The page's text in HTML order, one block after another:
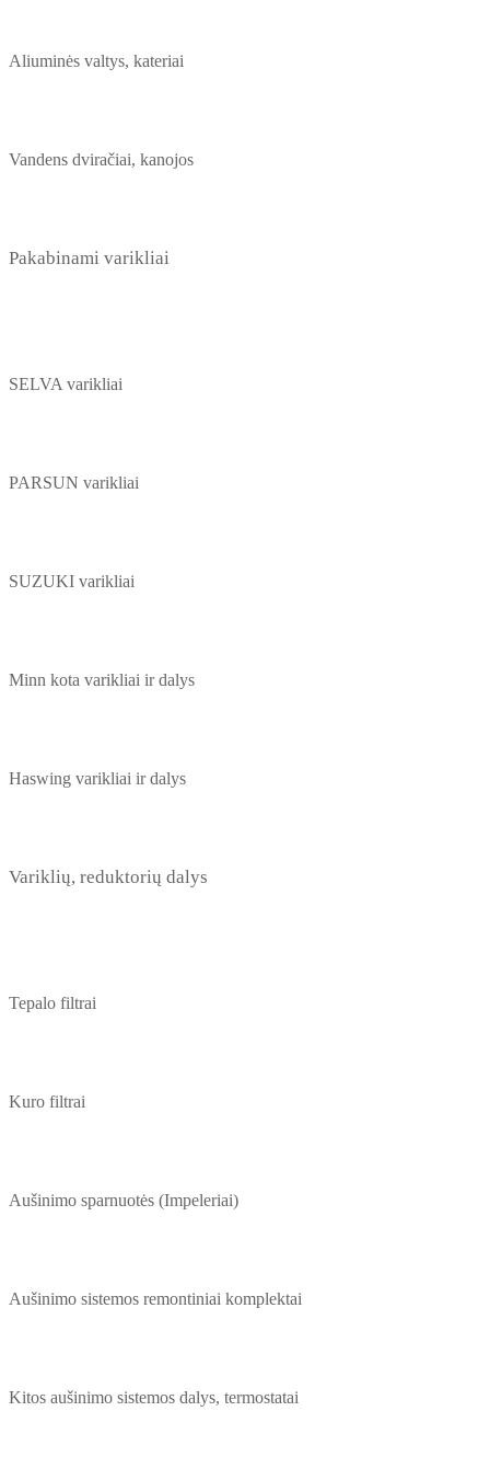
Aliuminės valtys, kateriai
Vandens dviračiai, kanojos
Pakabinami varikliai
SELVA varikliai
PARSUN varikliai
SUZUKI varikliai
Minn kota varikliai ir dalys
Haswing varikliai ir dalys
Variklių, reduktorių dalys
Tepalo filtrai
Kuro filtrai
Aušinimo sparnuotės (Impeleriai)
Aušinimo sistemos remontiniai komplektai
Kitos aušinimo sistemos dalys, termostatai